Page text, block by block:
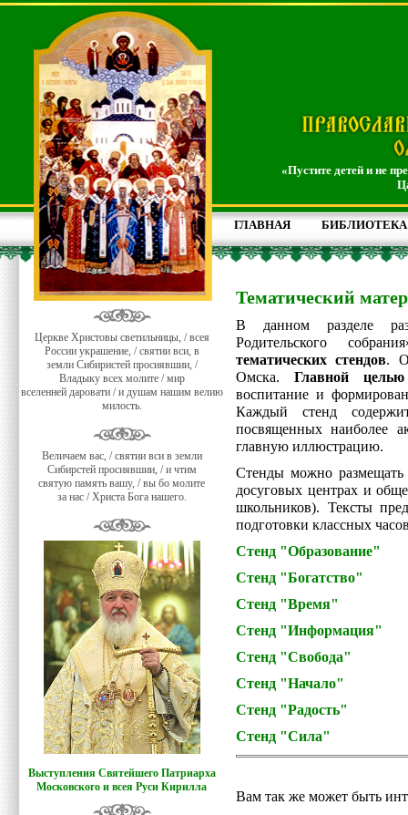
«Пустите детей и не
ГЛАВНАЯ БИБЛИОТЕКА
Церкве Христовы светильницы, / всея
России украшение, / святии вси, в
земли Сибиристей просиявшии, /
Владыку всех молите / мир
вселенней даровати / и душам нашим велию
милость.
Величаем вас, / святии вси в земли
Сибирстей просиявшии, / и чтим
святую память вашу, / вы бо молите
за нас / Христа Бога нашего.
Выступления Святейшего Патриарха
Московского и всея Руси Кирилла
Тематический
В данном разделе
Родительского
тематических стендов.
Омска. Главной целью
воспитание и
Каждый стенд
посвященных наиболее
главную иллюстрацию.
Стенды можно
досуговых центрах и
школьников). Тексты
подготовки классных
Стенд "Образование"
Стенд "Богатство"
Стенд "Время"
Стенд "Информация"
Стенд "Свобода"
Стенд "Начало"
Стенд "Радость"
Стенд "Сила"
Вам так же может быть